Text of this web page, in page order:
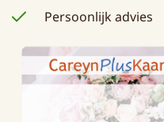
Persoonlijk advies